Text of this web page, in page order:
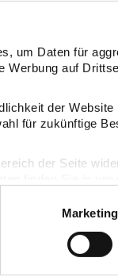
um Daten für
Werbung auf
der Website
für zukünftige
der Seite
Marketing